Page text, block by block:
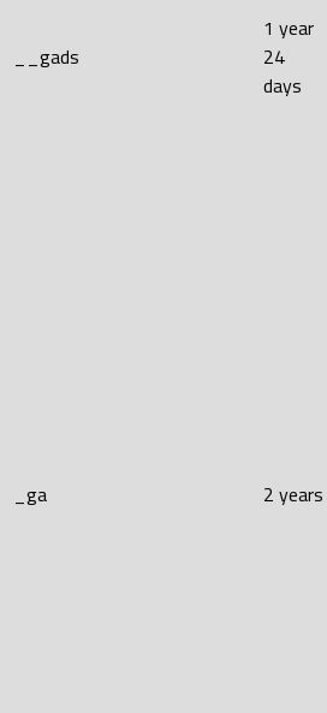
__gads
1 year
24
days
_ga 2 years